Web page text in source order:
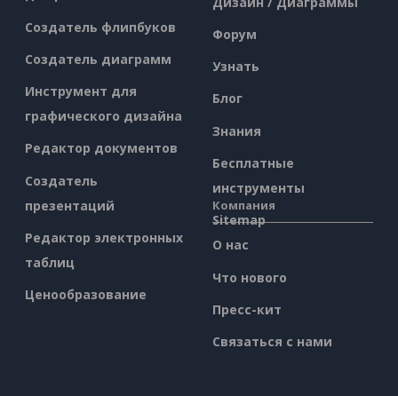
Создатель флипбуков
Создатель диаграмм
Инструмент для
графического дизайна
Редактор документов
Создатель
презентаций
Редактор электронных
таблиц
Ценообразование
Форум
Узнать
Блог
Знания
Бесплатные
инструменты
Sitemap
Компания
О нас
Что нового
Пресс-кит
Связаться с нами